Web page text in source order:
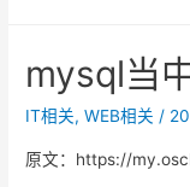
mysql当
IT相关,WEB相关 /
原文：https://